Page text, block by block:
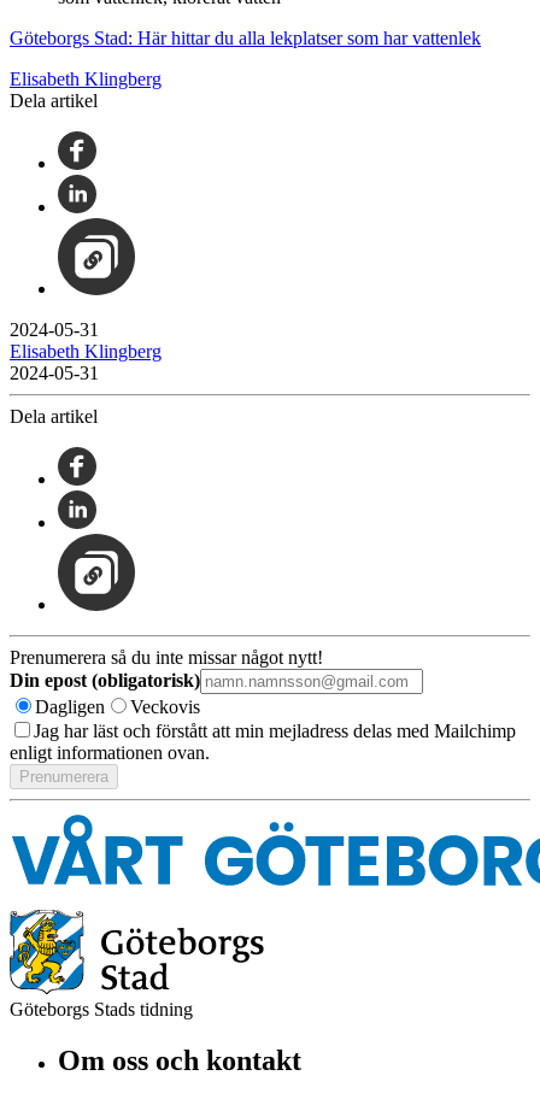
Göteborgs Stad: Här hittar du alla lekplatser som har vattenlek
Elisabeth Klingberg
Dela artikel
2024-05-31
Elisabeth Klingberg
2024-05-31
Dela artikel
Prenumerera så du inte missar något nytt!
Din epost (obligatorisk)
Dagligen
Veckovis
Jag har läst och förstått att min mejladress delas med Mailchimp
enligt informationen ovan.
Göteborgs Stads tidning
Om oss och kontakt